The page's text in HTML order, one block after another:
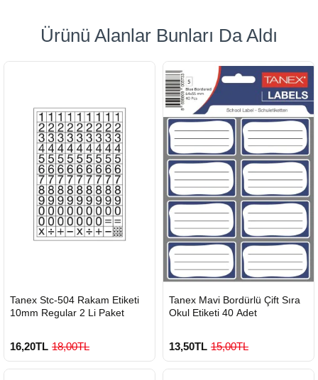
Ürünü Alanlar Bunları Da Aldı
GÖNDERİ
Tanex Stc-504 Rakam Etiketi
10mm Regular 2 Li Paket
16,20TL 18,00TL
GÖNDERİ
Tanex Mavi Bordürlü Çift Sıra
Okul Etiketi 40 Adet
13,50TL 15,00TL